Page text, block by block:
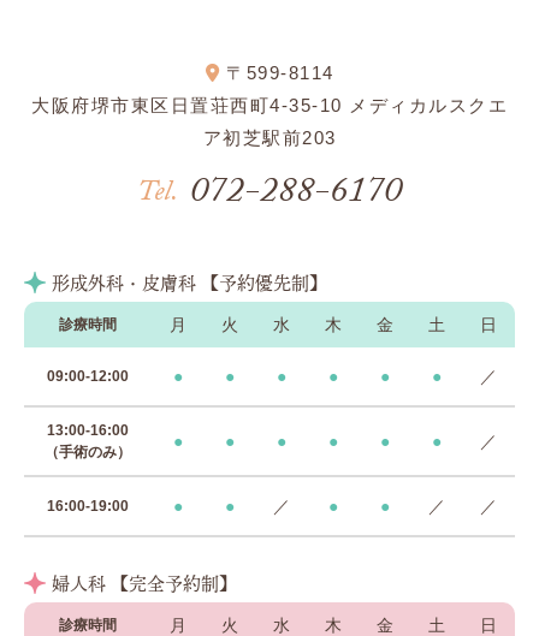
〒599-8114
大阪府堺市東区日置荘西町4-35-10 メディカルスクエ
ア初芝駅前203
Tel. 072-288-6170
形成外科・皮膚科 【予約優先制】
診療時間 月 火 水 木 金 土 日
09:00-12:00 ● ● ● ● ● ● ／
13:00-16:00
（手術のみ）
● ● ● ● ● ● ／
16:00-19:00 ● ● ／ ● ● ／ ／
婦人科 【完全予約制】
診療時間 月 火 水 木 金 土 日